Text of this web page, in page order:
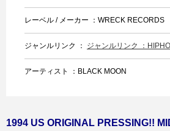
レーベル / メーカー ：WRECK RECORDS
ジャンルリンク ： ジャンルリンク ：
アーティスト ：BLACK MOON
1994 US ORIGINAL PRESSING!!